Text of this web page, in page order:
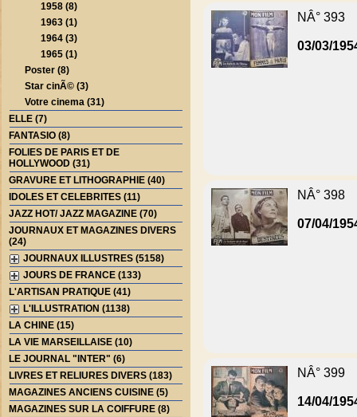
1958 (8)
1963 (1)
1964 (3)
1965 (1)
Poster (8)
Star cinÃ© (3)
Votre cinema (31)
ELLE (7)
FANTASIO (8)
FOLIES DE PARIS ET DE
HOLLYWOOD (31)
GRAVURE ET LITHOGRAPHIE (40)
IDOLES ET CELEBRITES (11)
JAZZ HOT/ JAZZ MAGAZINE (70)
JOURNAUX ET MAGAZINES DIVERS
(24)
JOURNAUX ILLUSTRES (5158)
JOURS DE FRANCE (133)
L'ARTISAN PRATIQUE (41)
L'ILLUSTRATION (1138)
LA CHINE (15)
LA VIE MARSEILLAISE (10)
LE JOURNAL "INTER" (6)
LIVRES ET RELIURES DIVERS (183)
MAGAZINES ANCIENS CUISINE (5)
MAGAZINES SUR LA COIFFURE (8)
NÂ° 393
03/03/
NÂ° 398
07/04/
NÂ° 399
14/04/